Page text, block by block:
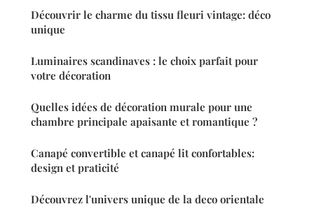
Découvrir le charme du tissu fleuri vintage: déco
unique
Luminaires scandinaves : le choix parfait pour
votre décoration
Quelles idées de décoration murale pour une
chambre principale apaisante et romantique ?
Canapé convertible et canapé lit confortables:
design et praticité
Découvrez l'univers unique de la deco orientale